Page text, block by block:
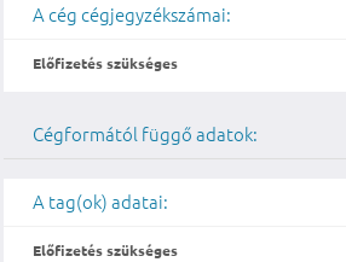
A cég cégjegyzékszámai:
Előfizetés szükséges
Cégformától függő adatok:
A tag(ok) adatai:
Előfizetés szükséges